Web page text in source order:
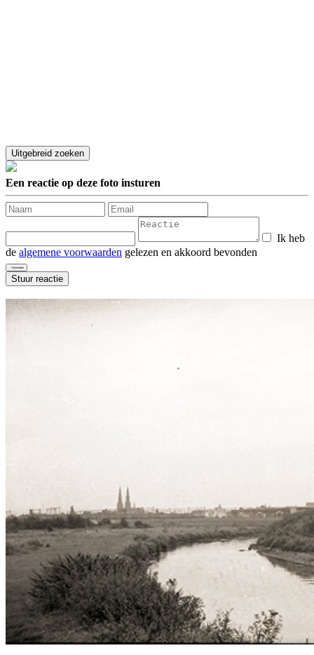
Een reactie op deze foto insturen
Ik heb
de algemene voorwaarden gelezen en akkoord bevonden